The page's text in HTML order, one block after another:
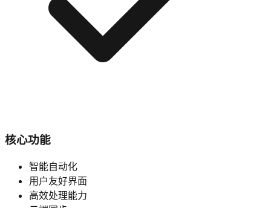
核心功能
智能自动化
用户友好界面
高效处理能力